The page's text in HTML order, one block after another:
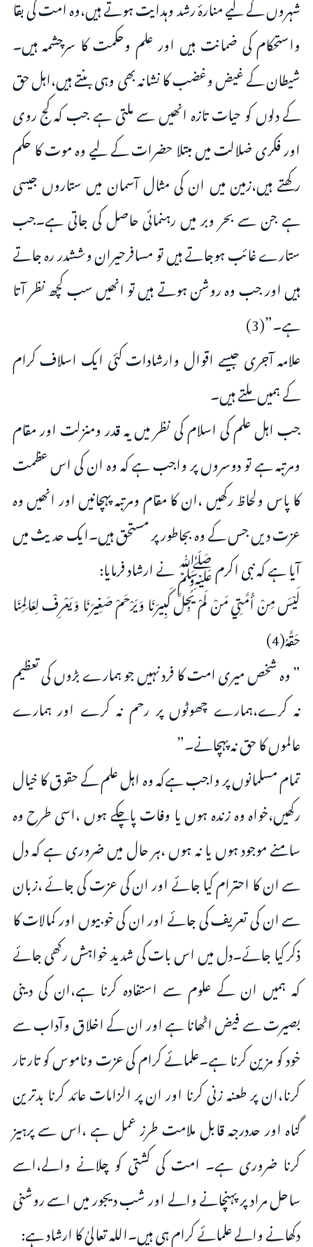
واستحکام کی ضمانت ہیں اور علم وحکمت کا سرچشمہ ہیں۔
شیطان کے غیض وغضب کا نشانہ بھی وہی بنتے ہیں،اہل حق
کے دلوں کو حیات تازہ انھیں سے ملتی ہے جب کہ کج روی
اور فکری ضلالت میں مبتلا حضرات کے لیے وہ موت کا حکم
رکھتے ہیں،زمین میں ان کی مثال آسمان میں ستاروں جیسی
ہے جن سے بحر وبر میں رہنمائی حاصل کی جاتی ہے۔جب
ستارے غائب ہوجاتے ہیں تو مسافرحیران وششدر رہ جاتے
ہیں اور جب وہ روشن ہوتے ہیں تو انھیں سب کچھ نظر آتا
ہے۔”(3)
علامہ آجری جیسے اقوال وارشادات کئی ایک اسلاف کرام
کے ہمیں ملتے ہیں۔
جب اہل علم کی اسلام کی نظر میں یہ قدر ومنزلت اور مقام
ومرتبہ ہے تو دوسروں پر واجب ہے کہ وہ ان کی اس عظمت
کا پاس ولحاظ رکھیں ،ان کا مقام ومرتبہ پہچانیں اور انھیں وہ
عزت دیں جس کے وہ بجاطور پر مستحق ہیں۔ایک حدیث میں
آیا ہے کہ نبی اکرم ﷺ نے ارشاد فرمایا:
لَيْسَ مِنْ أُمَّتِي مَنْ لَمْ يُجِلَّ كَبِيرَنَا وَيَرْحَمْ صَغِيرَنَا وَيَعْرِفْ لِعَالِمِنَا
حَقَّهُ(4)
” وہ شخص میری امت کا فرد نہیں جو ہمارے بڑوں کی تعظیم
نہ کرے،ہمارے چھوٹوں پر رحم نہ کرے اور ہمارے
عالموں کا حق نہ پہچانے۔”
تمام مسلمانوں پر واجب ہےکہ وہ اہل علم کے حقوق کا خیال
رکھیں،خواہ وہ زندہ ہوں یا وفات پاچکے ہوں ،اسی طرح وہ
سامنے موجود ہوں یا نہ ہوں ،ہر حال میں ضروری ہے کہ دل
سے ان کا احترام کیا جائے اور ان کی عزت کی جائے ،زبان
سے ان کی تعریف کی جائے اور ان کی خوبیوں اور کمالات کا
ذکر کیا جائے۔دل میں اس بات کی شدید خواہش رکھی جائے
کہ ہمیں ان کے علوم سے استفادہ کرنا ہے،ان کی دینی
بصیرت سے فیض اٹھانا ہے اور ان کے اخلاق وآداب سے
خود کو مزین کرنا ہے۔علمائے کرام کی عزت وناموس کو تار تار
کرنا،ان پر طعنہ زنی کرنا اور ان پر الزامات عائد کرنا بدترین
گناہ اور حددرجہ قابل ملامت طرز عمل ہے ،اس سے پرہیز
کرنا ضروری ہے۔ امت کی کشتی کو چلانے والے،اسے
ساحل مراد پر پہنچانے والے اور شب دیجور میں اسے روشنی
دکھانے والے علمائے کرام ہی ہیں۔اللہ تعالیٰ کا ارشاد ہے: